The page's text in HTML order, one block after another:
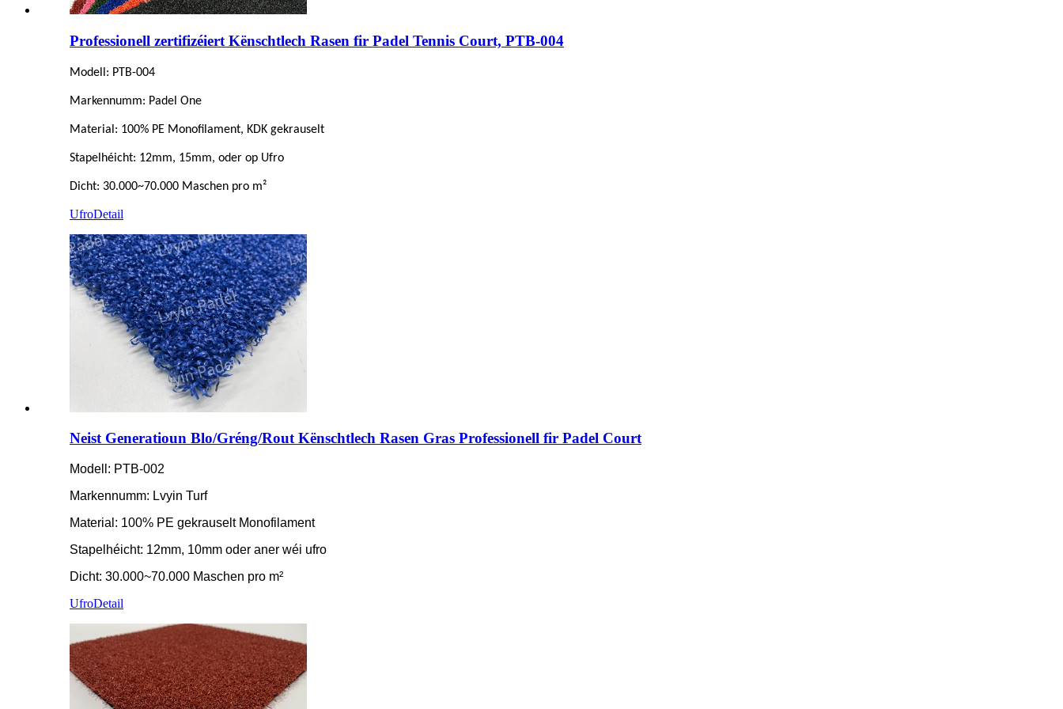
Professionell zertifizéiert Kënschtlech Rasen fir Padel Tennis Court, PTB-004
Modell: PTB-004
Markennumm: Padel One
Material: 100% PE Monofilament, KDK gekrauselt
Stapelhéicht: 12mm, 15mm, oder op Ufro
Dicht: 30.000~70.000 Maschen pro m²
UfroDetail
Neist Generatioun Blo/Gréng/Rout Kënschtlech Rasen Gras Professionell fir Padel Court
Modell: PTB-002
Markennumm: Lvyin Turf
Material: 100% PE gekrauselt Monofilament
Stapelhéicht: 12mm, 10mm oder aner wéi ufro
Dicht: 30.000~70.000 Maschen pro m²
UfroDetail